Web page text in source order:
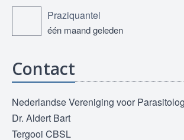
Praziquantel
één maand geleden
Contact
Nederlandse Vereniging voor
Dr. Aldert Bart
Tergooi CBSL